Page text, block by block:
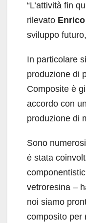
“L’attività fin
rilevato
sviluppo
In particolare
produzione di
Composite è
accordo con
produzione di
Sono
è stata
vetroresina –
noi siamo
composito per